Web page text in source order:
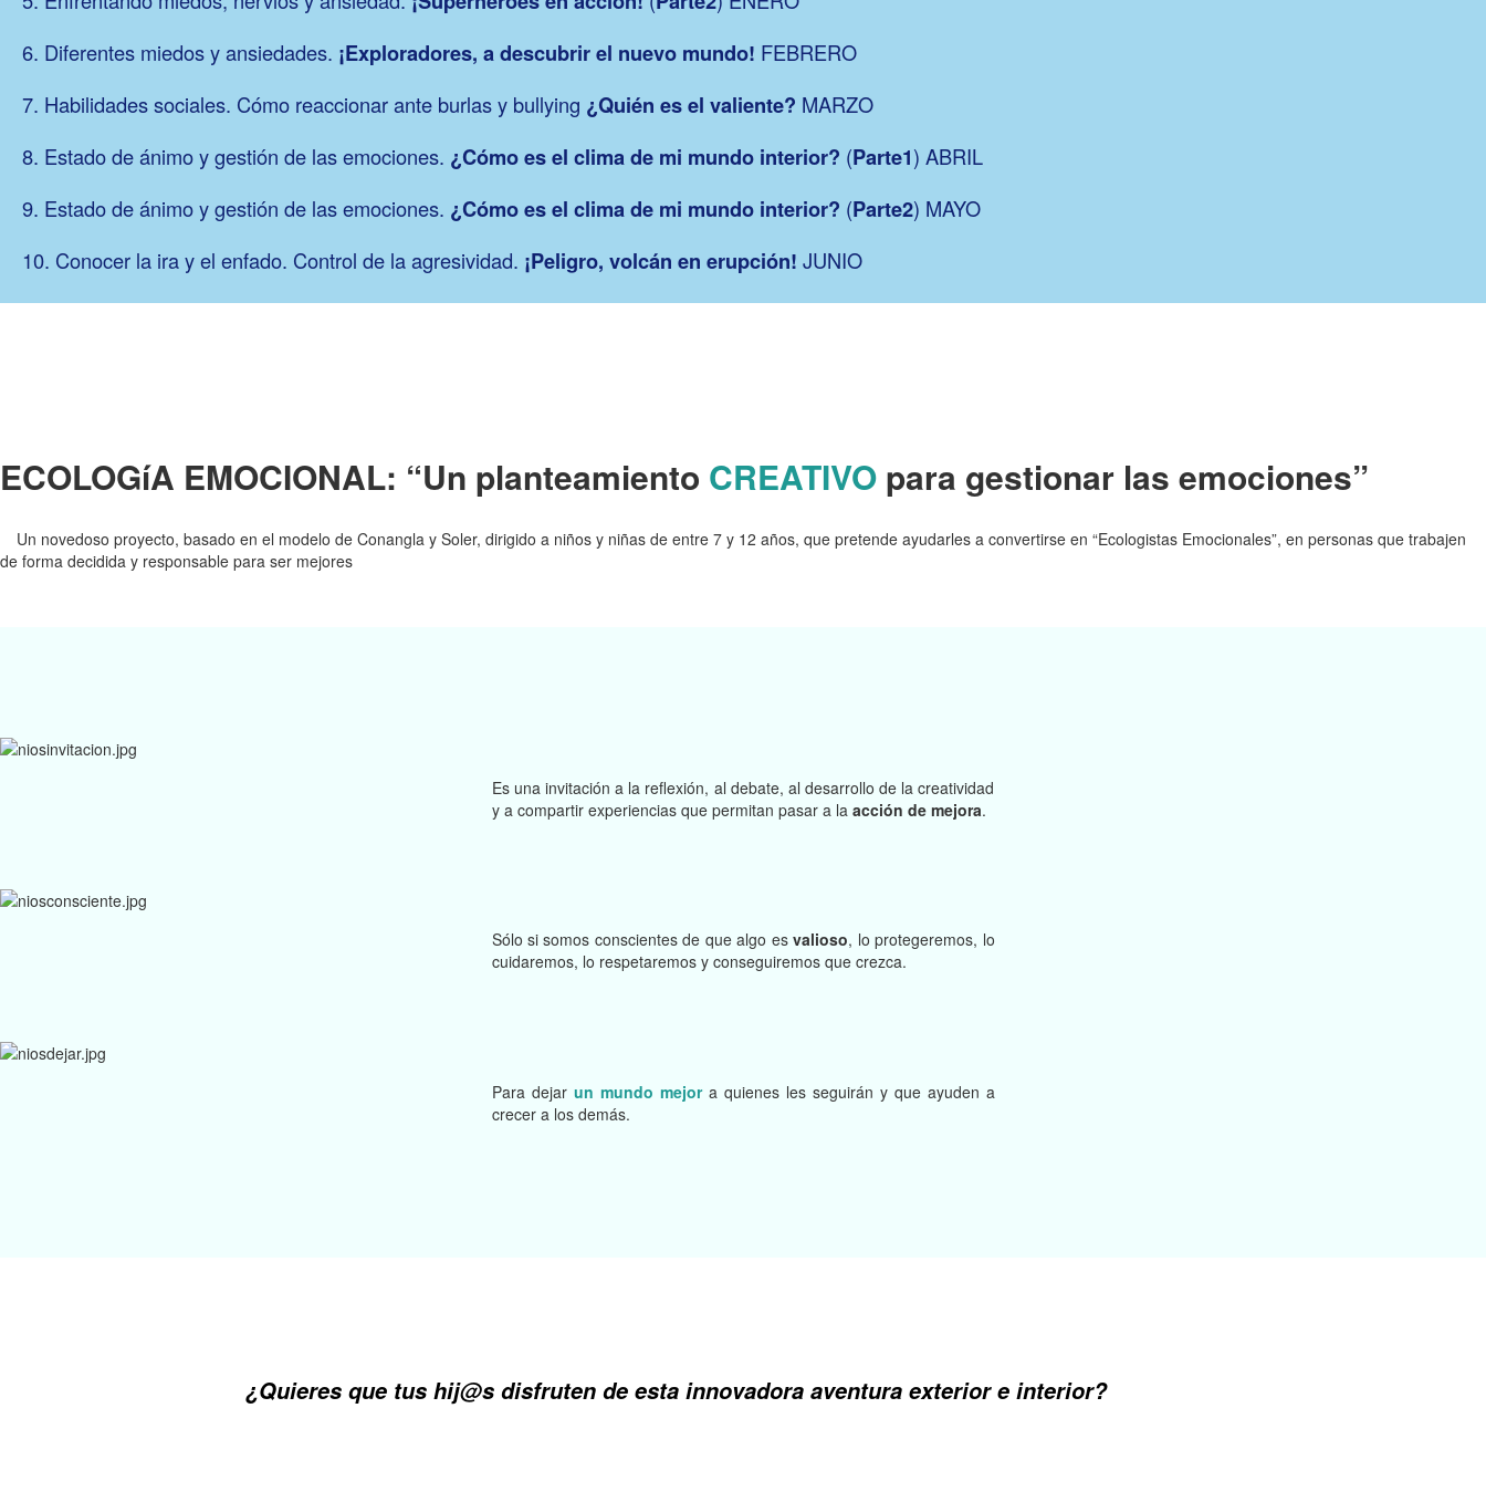
6. Diferentes miedos y ansiedades. ¡Exploradores, a descubrir el nuevo mundo! FEBRERO
7. Habilidades sociales. Cómo reaccionar ante burlas y bullying ¿Quién es el valiente? MARZO
8. Estado de ánimo y gestión de las emociones. ¿Cómo es el clima de mi mundo interior? (Parte1) ABRIL
9. Estado de ánimo y gestión de las emociones. ¿Cómo es el clima de mi mundo interior? (Parte2) MAYO
10. Conocer la ira y el enfado. Control de la agresividad. ¡Peligro, volcán en erupción! JUNIO
ECOLOGíA EMOCIONAL: “Un planteamiento CREATIVO para gestionar las emociones”
Un novedoso proyecto, basado en el modelo de Conangla y Soler, dirigido a niños y niñas de entre 7 y 12 años, que pretende ayudarles a convertirse en “Ecologistas Emocionales”, en personas que trabajen
de forma decidida y responsable para ser mejores
Es una invitación a la reflexión, al debate, al desarrollo de la creatividad
y a compartir experiencias que permitan pasar a la acción de mejora.
Sólo si somos conscientes de que algo esvalioso, lo protegeremos, lo
cuidaremos, lo respetaremos y conseguiremos que crezca.
Para dejar un mundo mejora quienes les seguirán y que ayuden a
crecer a los demás.
¿Quieres que tus hij@s disfruten de esta innovadora aventura exterior e interior?